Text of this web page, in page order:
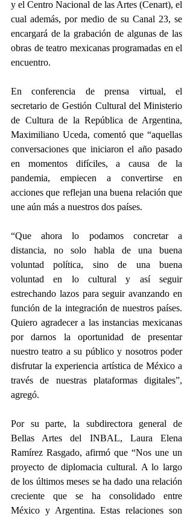
y el Centro Nacional de las Artes (Cenart), el
cual además, por medio de su Canal 23, se
encargará de la grabación de algunas de las
obras de teatro mexicanas programadas en el
encuentro.
En conferencia de prensa virtual, el
secretario de Gestión Cultural del Ministerio
de Cultura de la República de Argentina,
Maximiliano Uceda, comentó que “aquellas
conversaciones que iniciaron el año pasado
en momentos difíciles, a causa de la
pandemia, empiecen a convertirse en
acciones que reflejan una buena relación que
une aún más a nuestros dos países.
“Que ahora lo podamos concretar a
distancia, no solo habla de una buena
voluntad política, sino de una buena
voluntad en lo cultural y así seguir
estrechando lazos para seguir avanzando en
función de la integración de nuestros países.
Quiero agradecer a las instancias mexicanas
por darnos la oportunidad de presentar
nuestro teatro a su público y nosotros poder
disfrutar la experiencia artística de México a
través de nuestras plataformas digitales”,
agregó.
Por su parte, la subdirectora general de
Bellas Artes del INBAL, Laura Elena
Ramírez Rasgado, afirmó que “Nos une un
proyecto de diplomacia cultural. A lo largo
de los últimos meses se ha dado una relación
creciente que se ha consolidado entre
México y Argentina. Estas relaciones son